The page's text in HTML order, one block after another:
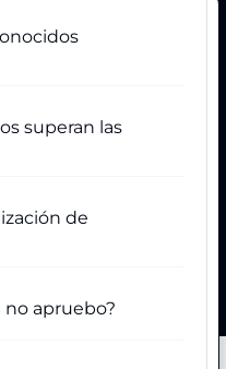
superan las
de
apruebo?